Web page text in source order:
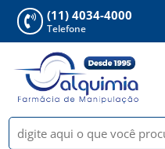
 (11) 4034-4000
Telefone